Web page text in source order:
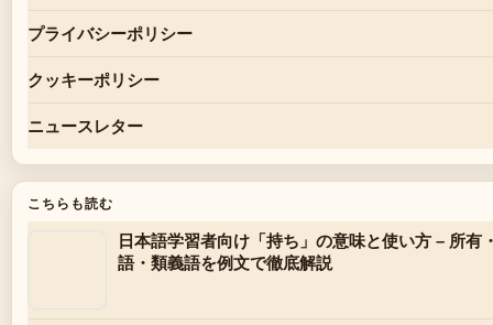
プライバシーポリシー
クッキーポリシー
ニュースレター
こちらも読む
日本語学習者向け「持ち」の意味と使い方 – 所有
語・類義語を例文で徹底解説